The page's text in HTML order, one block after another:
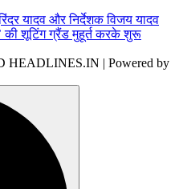
HEADLINES.IN | Powered by